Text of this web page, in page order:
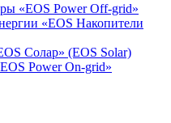
«EOS Power Off-grid»
«EOS Накопители
Солар» (EOS Solar)
Power On-grid»